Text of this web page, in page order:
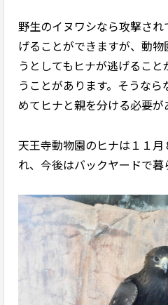
野生のイヌワシなら攻撃さ
げることができますが、動
うとしてもヒナが逃げるこ
うことがあります。そうな
めてヒナと親を分ける必要が
天王寺動物園のヒナは１１
れ、今後はバックヤードで暮